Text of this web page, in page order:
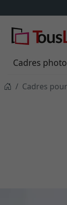
Cadres photo
Cadres